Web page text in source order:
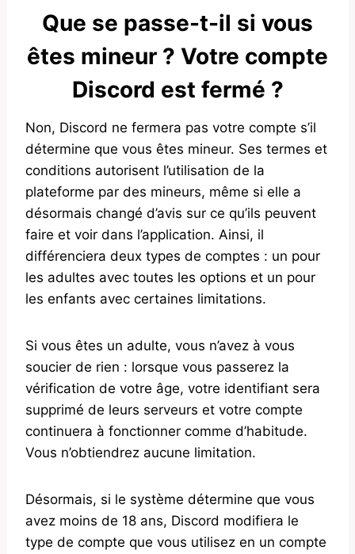
Que se passe-t-il si vous
êtes mineur ? Votre compte
Discord est fermé ?
Non, Discord ne fermera pas votre compte s’il
détermine que vous êtes mineur. Ses termes et
conditions autorisent l’utilisation de la
plateforme par des mineurs, même si elle a
désormais changé d’avis sur ce qu’ils peuvent
faire et voir dans l’application. Ainsi, il
différenciera deux types de comptes : un pour
les adultes avec toutes les options et un pour
les enfants avec certaines limitations.
Si vous êtes un adulte, vous n’avez à vous
soucier de rien : lorsque vous passerez la
vérification de votre âge, votre identifiant sera
supprimé de leurs serveurs et votre compte
continuera à fonctionner comme d’habitude.
Vous n’obtiendrez aucune limitation.
Désormais, si le système détermine que vous
avez moins de 18 ans, Discord modifiera le
type de compte que vous utilisez en un compte